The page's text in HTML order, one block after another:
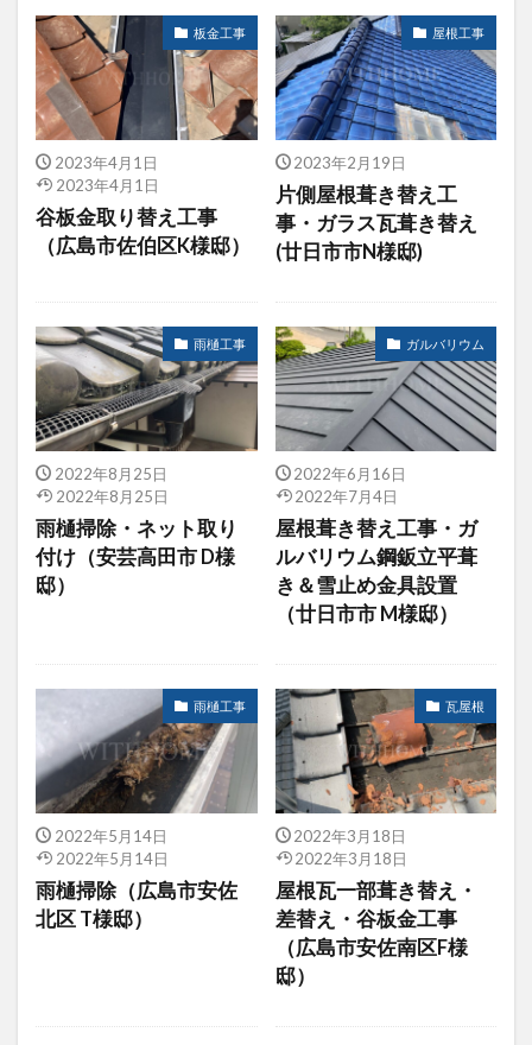
板金工事
2023年4月1日
2023年4月1日
谷板金取り替え工事
（広島市佐伯区K様邸）
屋根工事
2023年2月19日
片側屋根葺き替え工
事・ガラス瓦葺き替え
(廿日市市N様邸)
雨樋工事
2022年8月25日
2022年8月25日
雨樋掃除・ネット取り
付け（安芸高田市 D様
邸）
ガルバリウム
2022年6月16日
2022年7月4日
屋根葺き替え工事・ガ
ルバリウム鋼鈑立平葺
き＆雪止め金具設置
（廿日市市 M様邸）
雨樋工事
2022年5月14日
2022年5月14日
雨樋掃除（広島市安佐
北区 T様邸）
瓦屋根
2022年3月18日
2022年3月18日
屋根瓦一部葺き替え・
差替え・谷板金工事
（広島市安佐南区F様
邸）